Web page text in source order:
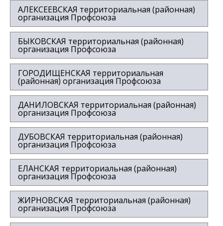
АЛЕКСЕЕВСКАЯ территориальная (районная)
организация Профсоюза
БЫКОВСКАЯ территориальная (районная)
организация Профсоюза
ГОРОДИЩЕНСКАЯ территориальная
(районная) организация Профсоюза
ДАНИЛОВСКАЯ территориальная (районная)
организация Профсоюза
ДУБОВСКАЯ территориальная (районная)
организация Профсоюза
ЕЛАНСКАЯ территориальная (районная)
организация Профсоюза
ЖИРНОВСКАЯ территориальная (районная)
организация Профсоюза